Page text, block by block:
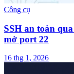
Công cụ
SSH an toàn
mở port 22
16 thg 1, 2026